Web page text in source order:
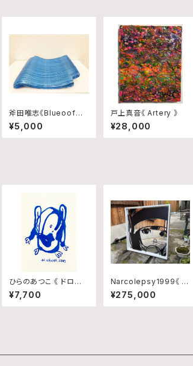
斧田唯志《Blueoof〜
世界の真ん中で輝いた
日本政府から千葉県民
へ贈り物〜》
¥5,000
戸上真音《 Artery 》
¥28,000
ひらのあつこ 《 ドロー
イング/No.13 》
¥7,700
Narcolepsy1999《 B
alloon popping3 》
¥275,000